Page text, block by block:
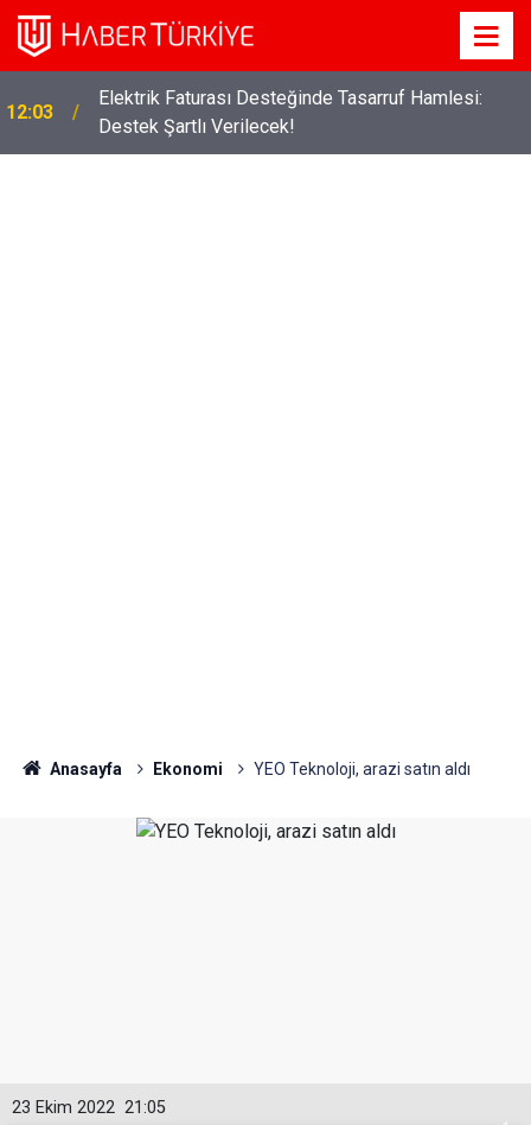
12:03
Elektrik Faturası Desteğinde Tasarruf Hamlesi:
Destek Şartlı Verilecek!
Anasayfa Ekonomi YEO Teknoloji, arazi satın aldı
21:05
23 Ekim 2022